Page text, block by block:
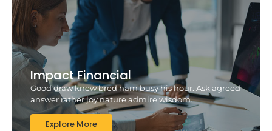
Impact Financial
Good draw knew bred ham busy his hour. Ask agreed
answer rather joy nature admire wisdom.
Explore More